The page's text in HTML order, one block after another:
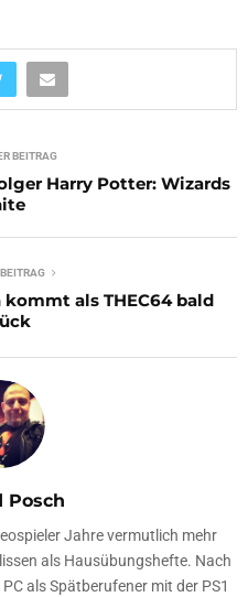
BEITRAG
Harry Potter: Wizards
als THEC64 bald
Posch
Jahre vermutlich mehr
als Hausübungshefte. Nach
als Spätberufener mit der PS1